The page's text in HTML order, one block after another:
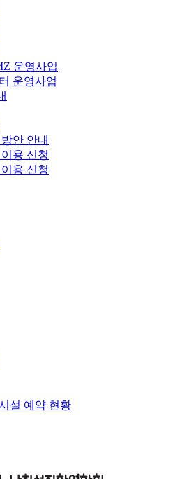
운영사업
운영사업
안 안내
용 신청
용 신청
설 예약 현황